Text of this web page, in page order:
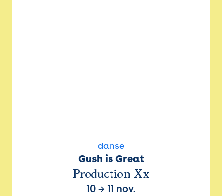
danse
Gush is Great
Production Xx
10 → 11 nov.